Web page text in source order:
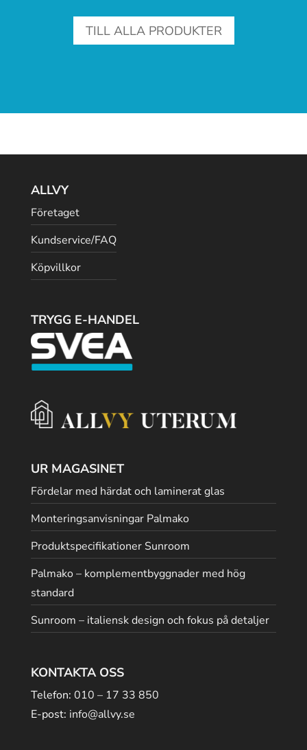
TILL ALLA PRODUKTER
ALLVY
Företaget
Kundservice/FAQ
Köpvillkor
TRYGG E-HANDEL
UR MAGASINET
Fördelar med härdat och laminerat glas
Monteringsanvisningar Palmako
Produktspecifikationer Sunroom
Palmako – komplementbyggnader med hög
standard
Sunroom – italiensk design och fokus på detaljer
KONTAKTA OSS
Telefon: 010 – 17 33 850
E-post: info@allvy.se